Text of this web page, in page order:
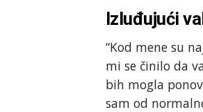
Izluđujući
“Kod mene su
mi se činilo da
bih mogla
sam od